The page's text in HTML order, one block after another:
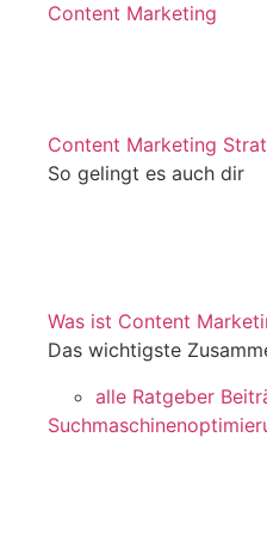
Content Marketing
Content Marketing
So gelingt es auch dir
Was ist Content
Das wichtigste
alle Ratgeber